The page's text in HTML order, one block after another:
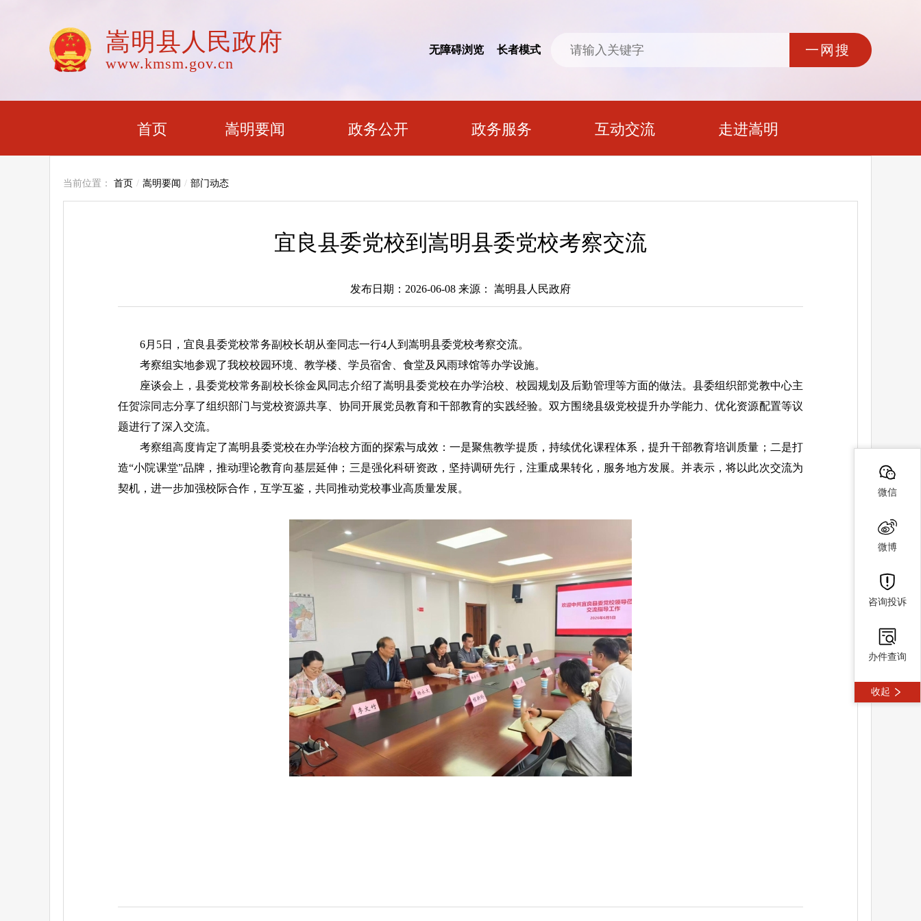
嵩明县人民政府
www.kmsm.gov.cn
无障碍浏览 长者模式
首页 嵩明要闻 政务公开 政务服务 互动交流 走进嵩明
当前位置： 首页 / 嵩明要闻 / 部门动态
宜良县委党校到嵩明县委党校考察交流
发布日期：2026-06-08 来源： 嵩明县人民政府
6月5日，宜良县委党校常务副校长胡从奎同志一行4人到嵩明县委党校考察交流。
考察组实地参观了我校校园环境、教学楼、学员宿舍、食堂及风雨球馆等办学设施。
座谈会上，县委党校常务副校长徐金凤同志介绍了嵩明县委党校在办学治校、校园规划及后勤管理等方面的做法。县委组织部党教中心主
任贺淙同志分享了组织部门与党校资源共享、协同开展党员教育和干部教育的实践经验。双方围绕县级党校提升办学能力、优化资源配置等议
题进行了深入交流。
考察组高度肯定了嵩明县委党校在办学治校方面的探索与成效：一是聚焦教学提质，持续优化课程体系，提升干部教育培训质量；二是打
造“小院课堂”品牌，推动理论教育向基层延伸；三是强化科研资政，坚持调研先行，注重成果转化，服务地方发展。并表示，将以此次交流为
契机，进一步加强校际合作，互学互鉴，共同推动党校事业高质量发展。
微信
微博
咨询投诉
办件查询
收起